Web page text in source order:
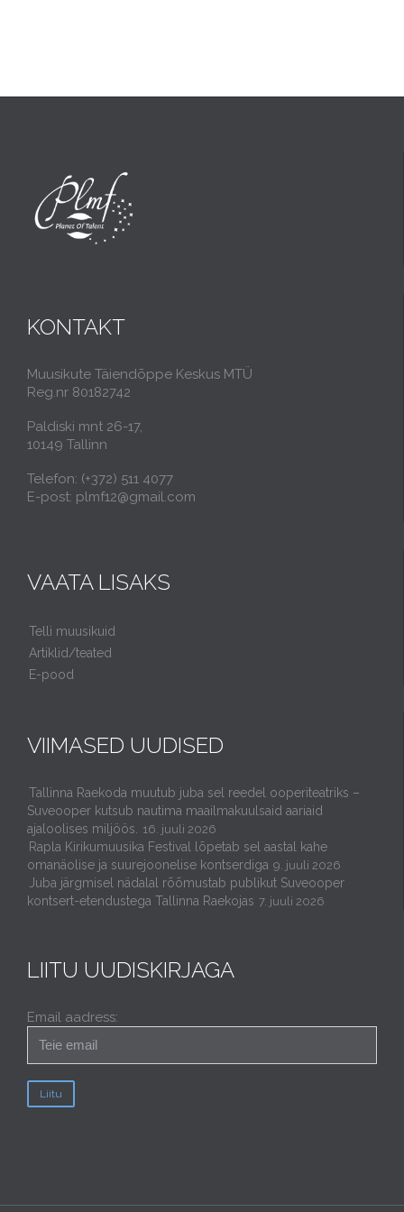
KONTAKT
Muusikute Täiendõppe Keskus MTÜ
Reg.nr 80182742
Paldiski mnt 26-17,
10149 Tallinn
Telefon: (+372) 511 4077
E-post: plmf12@gmail.com
VAATA LISAKS
Telli muusikuid
Artiklid/teated
E-pood
VIIMASED UUDISED
Tallinna Raekoda muutub juba sel reedel ooperiteatriks –
Suveooper kutsub nautima maailmakuulsaid aariaid
ajaloolises miljöös.
16. juuli 2026
Rapla Kirikumuusika Festival lõpetab sel aastal kahe
omanäolise ja suurejoonelise kontserdiga 9. juuli 2026
Juba järgmisel nädalal rõõmustab publikut Suveooper
kontsert-etendustega Tallinna Raekojas 7. juuli 2026
LIITU UUDISKIRJAGA
Email aadress: